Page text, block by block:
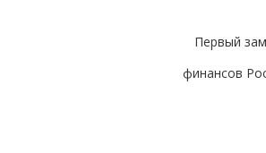
Первый
финансов